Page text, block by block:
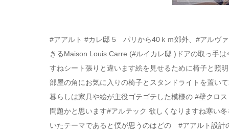
#アアルト #カレ邸 5 パリから40ｋｍ郊外、#アルヴ
きるMaison Louis Carre (#ルイカレ邸 )ドアの取っ手
すねシート張りと違います絵を見せるために椅子と照
部屋の角にお気に入りの椅子とスタンドライトを置い
暮らしは家具や絵が主役ゴテゴテした模様の #壁クロ
問題かと思います#アルテック 欲しくなりますね寒い
いたテーマであると僕が思うのはどの #アアルト設計